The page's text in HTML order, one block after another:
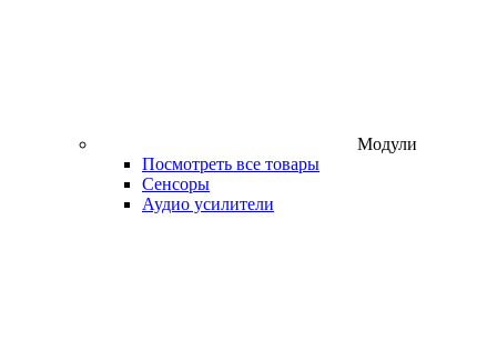
Модули
Посмотреть все товары
Сенсоры
Аудио усилители